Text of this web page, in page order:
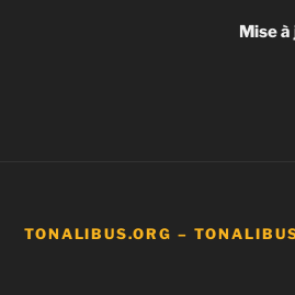
Mise
TONALIBUS.ORG –